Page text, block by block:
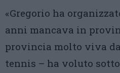
«Gregorio ha
anni mancava in
provincia molto viva
tennis – ha voluto